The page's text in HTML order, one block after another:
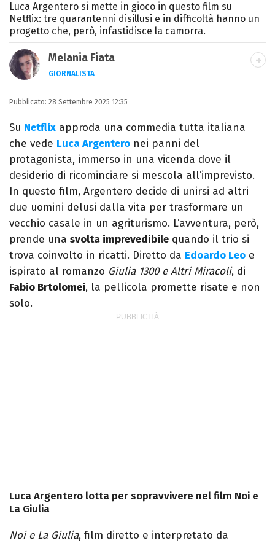
Luca Argentero si mette in gioco in questo film su
Netflix: tre quarantenni disillusi e in difficoltà hanno un
progetto che, però, infastidisce la camorra.
Melania Fiata
GIORNALISTA
Laureata in Lettere, divoratrice di libri e
Pubblicato: 28 Settembre 2025 12:35
Su Netflix approda una commedia tutta italiana
che vede Luca Argentero nei panni del
protagonista, immerso in una vicenda dove il
desiderio di ricominciare si mescola all’imprevisto.
In questo film, Argentero decide di unirsi ad altri
due uomini delusi dalla vita per trasformare un
vecchio casale in un agriturismo. L’avventura, però,
prende una svolta imprevedibile quando il trio si
trova coinvolto in ricatti. Diretto da Edoardo Leo e
ispirato al romanzo Giulia 1300 e Altri Miracoli, di
Fabio Brtolomei, la pellicola promette risate e non
solo.
Luca Argentero lotta per sopravvivere nel film Noi e
La Giulia
Noi e La Giulia, film diretto e interpretato da